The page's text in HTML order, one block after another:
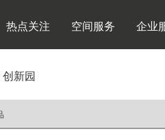
热点关注 空间服务 企业
创新园